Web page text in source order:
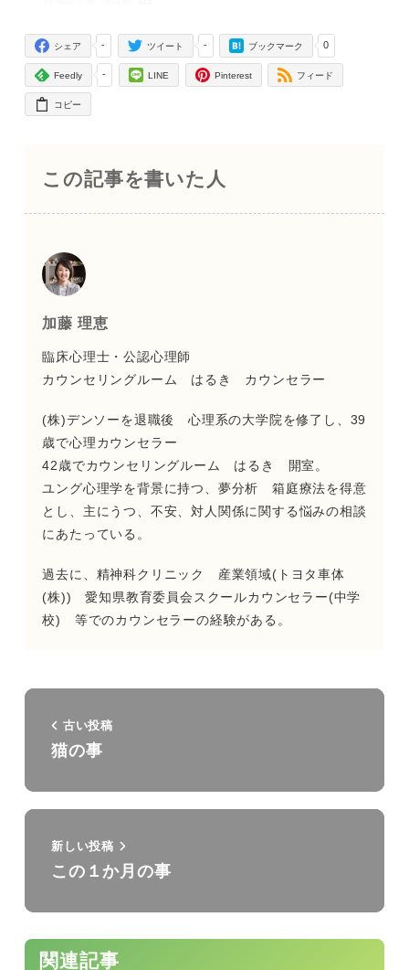
-
シェア -
ツイート 0
ブックマーク
-
Feedly LINE Pinterest フィード
コピー
この記事を書いた人
加藤 理恵
臨床心理士・公認心理師
カウンセリングルーム はるき カウンセラー
(株)デンソーを退職後 心理系の大学院を修了し、39
歳で心理カウンセラー
42歳でカウンセリングルーム はるき 開室。
ユング心理学を背景に持つ、夢分析 箱庭療法を得意
とし、主にうつ、不安、対人関係に関する悩みの相談
にあたっている。
過去に、精神科クリニック 産業領域(トヨタ車体
(株)) 愛知県教育委員会スクールカウンセラー(中学
校) 等でのカウンセラーの経験がある。
古い投稿
猫の事
新しい投稿
この１か月の事
関連記事